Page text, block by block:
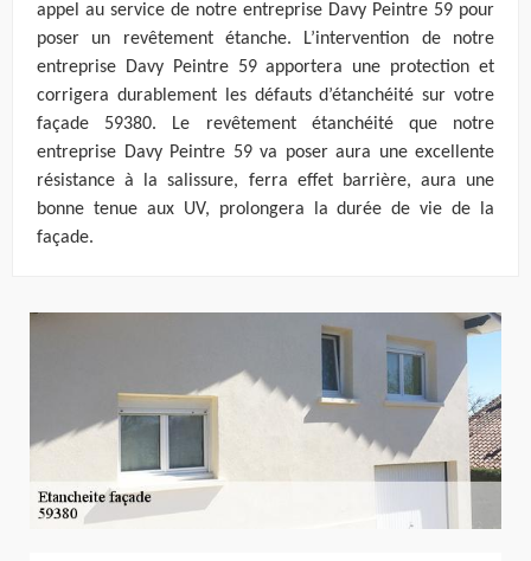
appel au service de notre entreprise Davy Peintre 59 pour
poser un revêtement étanche. L’intervention de notre
entreprise Davy Peintre 59 apportera une protection et
corrigera durablement les défauts d’étanchéité sur votre
façade 59380. Le revêtement étanchéité que notre
entreprise Davy Peintre 59 va poser aura une excellente
résistance à la salissure, ferra effet barrière, aura une
bonne tenue aux UV, prolongera la durée de vie de la
façade.